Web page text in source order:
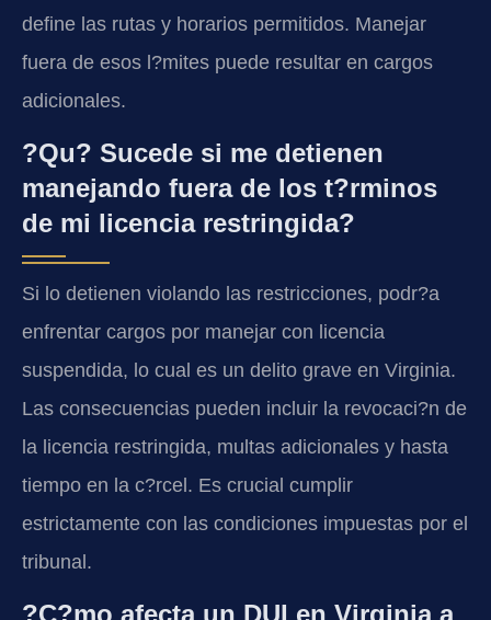
define las rutas y horarios permitidos. Manejar
fuera de esos l?mites puede resultar en cargos
adicionales.
?Qu? Sucede si me detienen
manejando fuera de los t?rminos
de mi licencia restringida?
Si lo detienen violando las restricciones, podr?a
enfrentar cargos por manejar con licencia
suspendida, lo cual es un delito grave en Virginia.
Las consecuencias pueden incluir la revocaci?n de
la licencia restringida, multas adicionales y hasta
tiempo en la c?rcel. Es crucial cumplir
estrictamente con las condiciones impuestas por el
tribunal.